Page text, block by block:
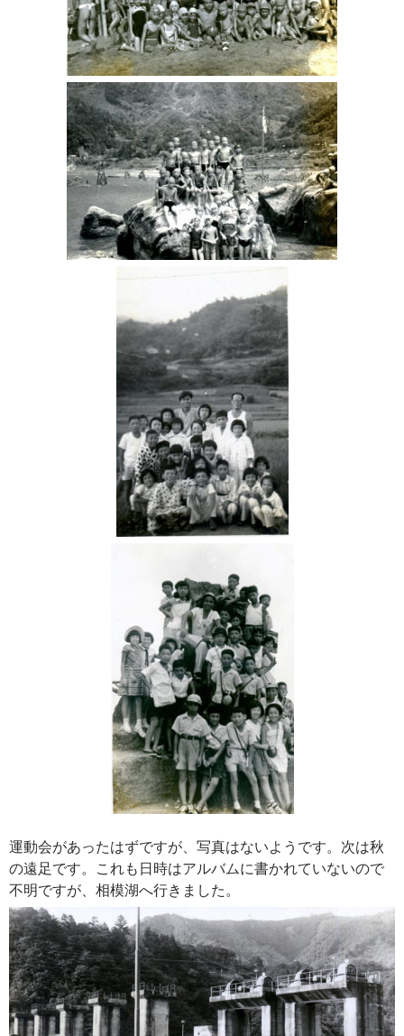
運動会があったはずですが、写真はないようです。次は秋
の遠足です。これも日時はアルバムに書かれていないので
不明ですが、相模湖へ行きました。